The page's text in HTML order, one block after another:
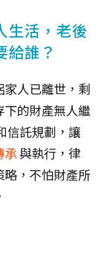
生活，老後
給誰？
人已離世，剩
的財產無人繼
信託規劃，讓
承與執行，律
略，不怕財產所